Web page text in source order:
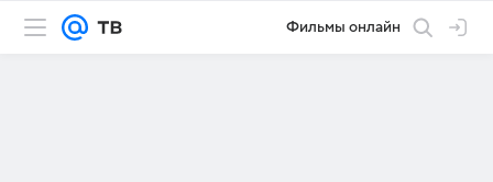
Фильмы онлайн